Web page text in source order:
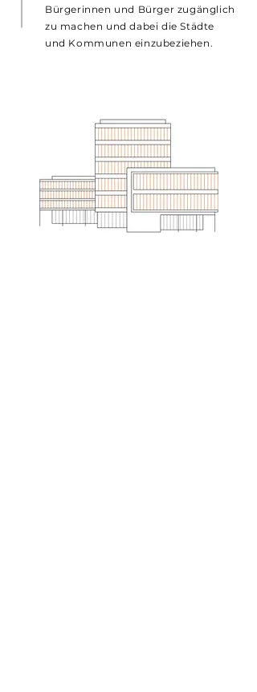
Bürgerinnen und Bürger zugänglich
zu machen und dabei die Städte
und Kommunen einzubeziehen.